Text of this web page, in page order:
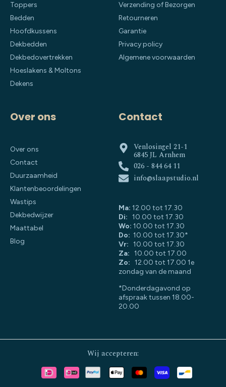
Toppers
Bedden
Hoofdkussens
Dekbedden
Dekbedovertrekken
Hoeslakens & Moltons
Dekens
Verzending of Bezorgen
Retourneren
Garantie
Privacy policy
Algemene voorwaarden
Over ons
Over ons
Contact
Duurzaamheid
Klantenbeoordelingen
Wastips
Dekbedwijzer
Maattabel
Blog
Contact
Venlosingel 21-1
6845 JL Arnhem
026 - 844 64 11
info@slaapstudio.nl
Ma: 12.00 tot 17.30
Di: 10.00 tot 17.30
Wo: 10.00 tot 17.30
Do: 10.00 tot 17.30*
Vr: 10.00 tot 17.30
Za: 10.00 tot 17.00
Zo: 12.00 tot 17.00 1e
zondag van de maand
*Donderdagavond op
afspraak tussen 18.00-
20.00
Wij accepteren: